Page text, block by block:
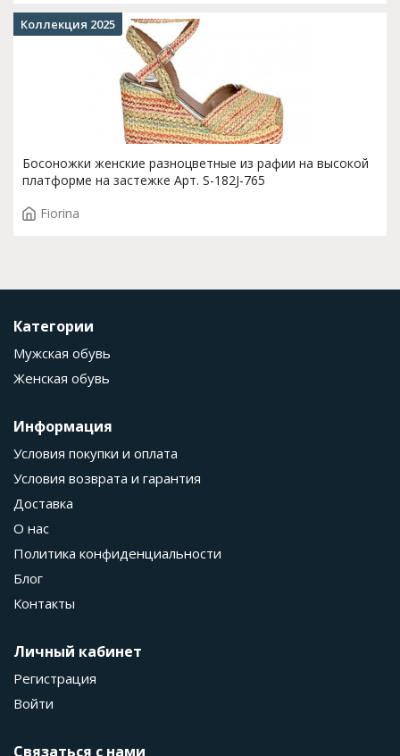
Босоножки женские разноцветные из рафии на высокой
платформе на застежке Арт. S-182J-765
Fiorina
Коллекция 2025
Категории
Мужская обувь
Женская обувь
Информация
Условия покупки и оплата
Условия возврата и гарантия
Доставка
О нас
Политика конфиденциальности
Блог
Контакты
Личный кабинет
Регистрация
Войти
Связаться с нами